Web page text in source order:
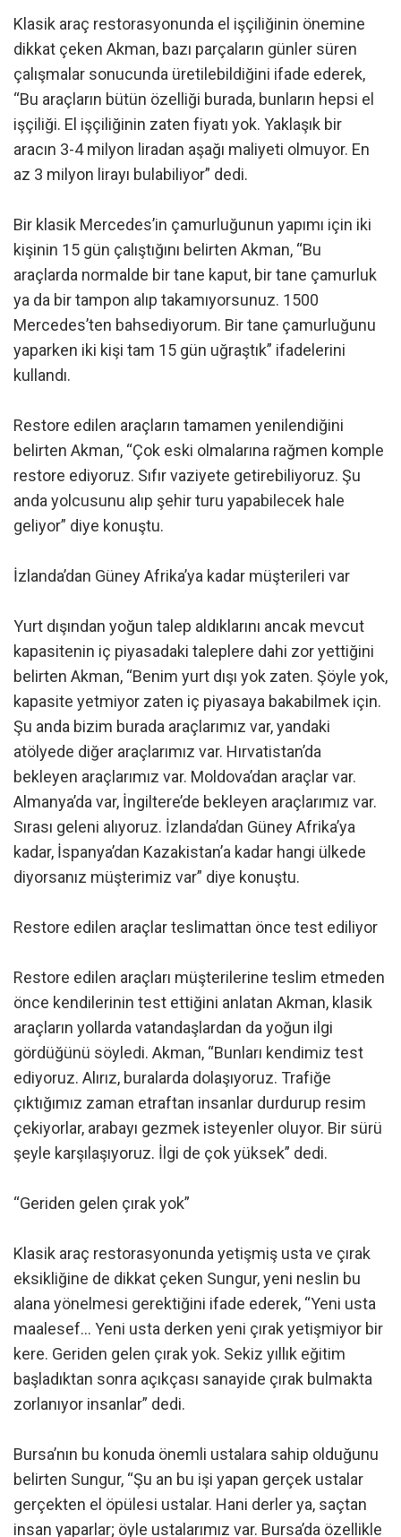
Klasik araç restorasyonunda el işçiliğinin önemine
dikkat çeken Akman, bazı parçaların günler süren
çalışmalar sonucunda üretilebildiğini ifade ederek,
“Bu araçların bütün özelliği burada, bunların hepsi el
işçiliği. El işçiliğinin zaten fiyatı yok. Yaklaşık bir
aracın 3-4 milyon liradan aşağı maliyeti olmuyor. En
az 3 milyon lirayı bulabiliyor” dedi.
Bir klasik Mercedes’in çamurluğunun yapımı için iki
kişinin 15 gün çalıştığını belirten Akman, “Bu
araçlarda normalde bir tane kaput, bir tane çamurluk
ya da bir tampon alıp takamıyorsunuz. 1500
Mercedes’ten bahsediyorum. Bir tane çamurluğunu
yaparken iki kişi tam 15 gün uğraştık” ifadelerini
kullandı.
Restore edilen araçların tamamen yenilendiğini
belirten Akman, “Çok eski olmalarına rağmen komple
restore ediyoruz. Sıfır vaziyete getirebiliyoruz. Şu
anda yolcusunu alıp şehir turu yapabilecek hale
geliyor” diye konuştu.
İzlanda’dan Güney Afrika’ya kadar müşterileri var
Yurt dışından yoğun talep aldıklarını ancak mevcut
kapasitenin iç piyasadaki taleplere dahi zor yettiğini
belirten Akman, “Benim yurt dışı yok zaten. Şöyle yok,
kapasite yetmiyor zaten iç piyasaya bakabilmek için.
Şu anda bizim burada araçlarımız var, yandaki
atölyede diğer araçlarımız var. Hırvatistan’da
bekleyen araçlarımız var. Moldova’dan araçlar var.
Almanya’da var, İngiltere’de bekleyen araçlarımız var.
Sırası geleni alıyoruz. İzlanda’dan Güney Afrika’ya
kadar, İspanya’dan Kazakistan’a kadar hangi ülkede
diyorsanız müşterimiz var” diye konuştu.
Restore edilen araçlar teslimattan önce test ediliyor
Restore edilen araçları müşterilerine teslim etmeden
önce kendilerinin test ettiğini anlatan Akman, klasik
araçların yollarda vatandaşlardan da yoğun ilgi
gördüğünü söyledi. Akman, “Bunları kendimiz test
ediyoruz. Alırız, buralarda dolaşıyoruz. Trafiğe
çıktığımız zaman etraftan insanlar durdurup resim
çekiyorlar, arabayı gezmek isteyenler oluyor. Bir sürü
şeyle karşılaşıyoruz. İlgi de çok yüksek” dedi.
“Geriden gelen çırak yok”
Klasik araç restorasyonunda yetişmiş usta ve çırak
eksikliğine de dikkat çeken Sungur, yeni neslin bu
alana yönelmesi gerektiğini ifade ederek, “Yeni usta
maalesef… Yeni usta derken yeni çırak yetişmiyor bir
kere. Geriden gelen çırak yok. Sekiz yıllık eğitim
başladıktan sonra açıkçası sanayide çırak bulmakta
zorlanıyor insanlar” dedi.
Bursa’nın bu konuda önemli ustalara sahip olduğunu
belirten Sungur, “Şu an bu işi yapan gerçek ustalar
gerçekten el öpülesi ustalar. Hani derler ya, saçtan
insan yaparlar; öyle ustalarımız var. Bursa’da özellikle